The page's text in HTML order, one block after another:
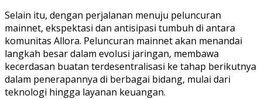
Selain itu, dengan perjalanan menuju peluncuran
mainnet, ekspektasi dan antisipasi tumbuh di antara
komunitas Allora. Peluncuran mainnet akan menandai
langkah besar dalam evolusi jaringan, membawa
kecerdasan buatan terdesentralisasi ke tahap berikutnya
dalam penerapannya di berbagai bidang, mulai dari
teknologi hingga layanan keuangan.